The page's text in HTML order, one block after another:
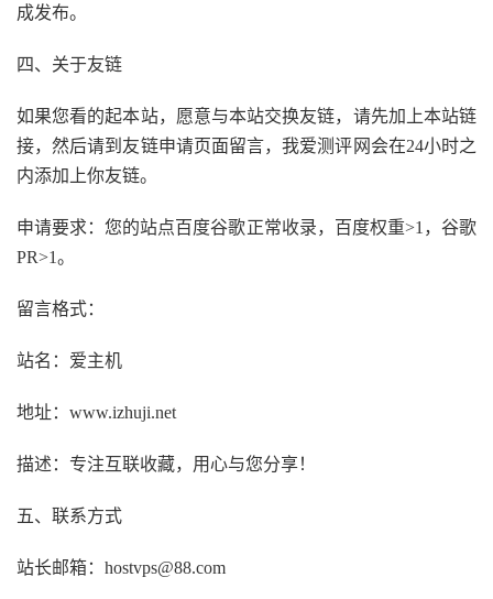
成发布。
四、关于友链
如果您看的起本站，愿意与本站交换友链，请先加上本站链
接，然后请到友链申请页面留言，我爱测评网会在24小时之
内添加上你友链。
申请要求：您的站点百度谷歌正常收录，百度权重>1 ，谷歌
PR>1。
留言格式：
站名：爱主机
地址： www.izhuji.net
描述：专注互联收藏，用心与您分享！
五、联系方式
站长邮箱：hostvps@88.com